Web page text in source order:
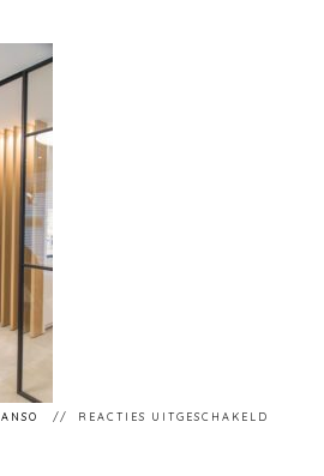
ANSO REACTIES UITGESCHAKELD